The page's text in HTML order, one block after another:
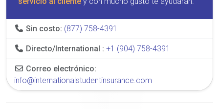
Sin costo: (877) 758-4391
Directo/International : +1 (904) 758-4391
Correo electrónico:
info@internationalstudentinsurance.com